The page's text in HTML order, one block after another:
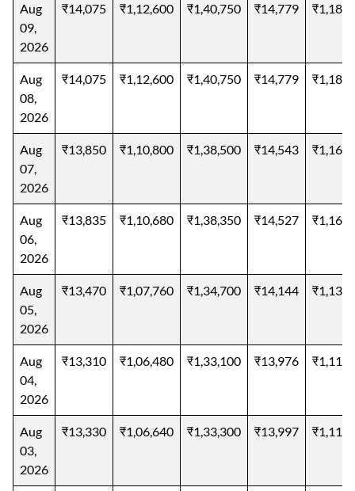
Aug
09,
2026
₹14,075 ₹1,12,600 ₹1,40,750 ₹14,779
Aug
08,
2026
₹14,075 ₹1,12,600 ₹1,40,750 ₹14,779
Aug
07,
2026
₹13,850 ₹1,10,800 ₹1,38,500 ₹14,543
Aug
06,
2026
₹13,835 ₹1,10,680 ₹1,38,350 ₹14,527
Aug
05,
2026
₹13,470 ₹1,07,760 ₹1,34,700 ₹14,144
Aug
04,
2026
₹13,310 ₹1,06,480 ₹1,33,100 ₹13,976
Aug
03,
2026
₹13,330 ₹1,06,640 ₹1,33,300 ₹13,997